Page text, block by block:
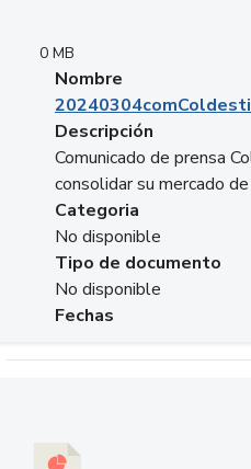
0 MB
Nombre
Descripción
Comunicado de prensa
consolidar su mercado
Categoria
No disponible
Tipo de documento
No disponible
Fechas